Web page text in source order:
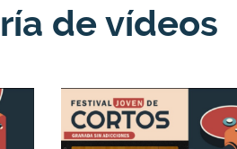
de vídeos